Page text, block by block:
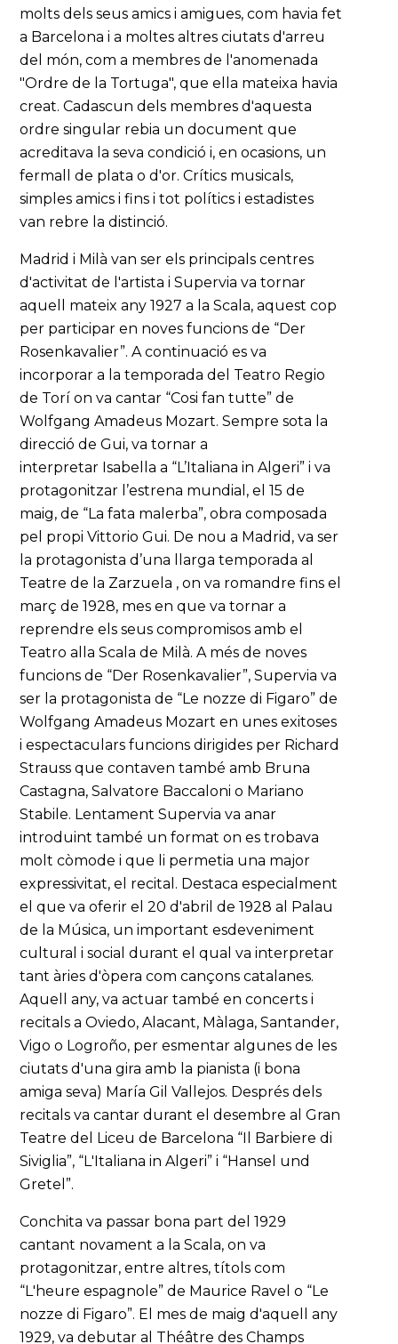
molts dels seus amics i amigues, com havia fet
a Barcelona i a moltes altres ciutats d'arreu
del món, com a membres de l'anomenada
"Ordre de la Tortuga", que ella mateixa havia
creat. Cadascun dels membres d'aquesta
ordre singular rebia un document que
acreditava la seva condició i, en ocasions, un
fermall de plata o d'or. Crítics musicals,
simples amics i fins i tot polítics i estadistes
van rebre la distinció.
Madrid i Milà van ser els principals centres
d'activitat de l'artista i Supervia va tornar
aquell mateix any 1927 a la Scala, aquest cop
per participar en noves funcions de “Der
Rosenkavalier”. A continuació es va
incorporar a la temporada del Teatro Regio
de Torí on va cantar “Cosi fan tutte” de
Wolfgang Amadeus Mozart. Sempre sota la
direcció de Gui, va tornar a
interpretar Isabella a “L’Italiana in Algeri” i va
protagonitzar l’estrena mundial, el 15 de
maig, de “La fata malerba”, obra composada
pel propi Vittorio Gui. De nou a Madrid, va ser
la protagonista d’una llarga temporada al
Teatre de la Zarzuela , on va romandre fins el
març de 1928, mes en que va tornar a
reprendre els seus compromisos amb el
Teatro alla Scala de Milà. A més de noves
funcions de “Der Rosenkavalier”, Supervia va
ser la protagonista de “Le nozze di Figaro” de
Wolfgang Amadeus Mozart en unes exitoses
i espectaculars funcions dirigides per Richard
Strauss que contaven també amb Bruna
Castagna, Salvatore Baccaloni o Mariano
Stabile. Lentament Supervia va anar
introduint també un format on es trobava
molt còmode i que li permetia una major
expressivitat, el recital. Destaca especialment
el que va oferir el 20 d'abril de 1928 al Palau
de la Música, un important esdeveniment
cultural i social durant el qual va interpretar
tant àries d'òpera com cançons catalanes.
Aquell any, va actuar també en concerts i
recitals a Oviedo, Alacant, Màlaga, Santander,
Vigo o Logroño, per esmentar algunes de les
ciutats d'una gira amb la pianista (i bona
amiga seva) María Gil Vallejos. Després dels
recitals va cantar durant el desembre al Gran
Teatre del Liceu de Barcelona “Il Barbiere di
Siviglia”, “L'Italiana in Algeri” i “Hansel und
Gretel”.
Conchita va passar bona part del 1929
cantant novament a la Scala, on va
protagonitzar, entre altres, títols com
“L'heure espagnole” de Maurice Ravel o “Le
nozze di Figaro”. El mes de maig d'aquell any
1929, va debutar al Théâtre des Champs